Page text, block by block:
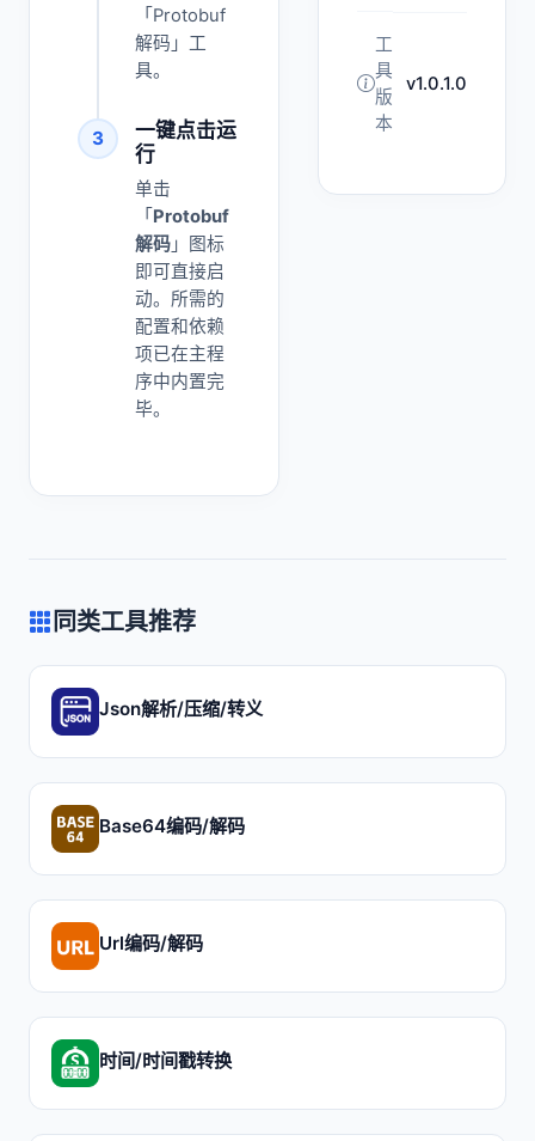
「Protobuf
解码」工
具。
3
一键点击运
行
单击
「 Protobuf
解码 」图标
即可直接启
动。所需的
配置和依赖
项已在主程
序中内置完
毕。
工
具
版
本
v1.0.1.0
同类工具推荐
Json解析/压缩/转义
Base64编码/解码
Url编码/解码
时间/时间戳转换